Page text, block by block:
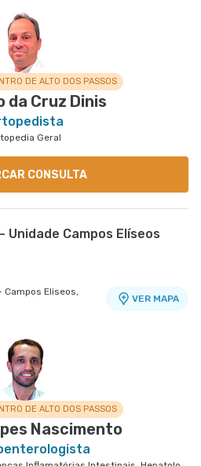
DE ALTO DOS PASSOS
da Cruz Dinis
Geral
CONSULTA
Unidade Campos Elíseos
Campos Eliseos,
VER MAPA
DE ALTO DOS PASSOS
Nascimento